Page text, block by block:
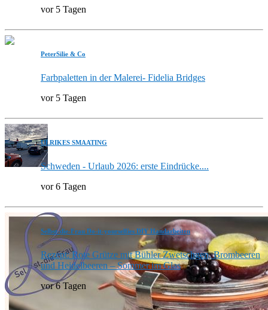
vor 5 Tagen
PeterSilie & Co
Farbpaletten in der Malerei- Fidelia Bridges
vor 5 Tagen
ULRIKES SMAATING
Schweden - Urlaub 2026: erste Eindrücke....
vor 6 Tagen
Selbst-die-Frau Do-it-yourselfies DIY Handarbeiten
Rezept: Rote Grütze mit Bühler Zwetschgen, Brombeeren
und Heidelbeeren – Sommer im Glas
vor 6 Tagen